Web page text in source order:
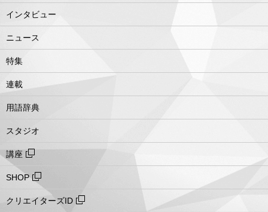
インタビュー
ニュース
特集
連載
用語辞典
スタジオ
講座
SHOP
クリエイターズID